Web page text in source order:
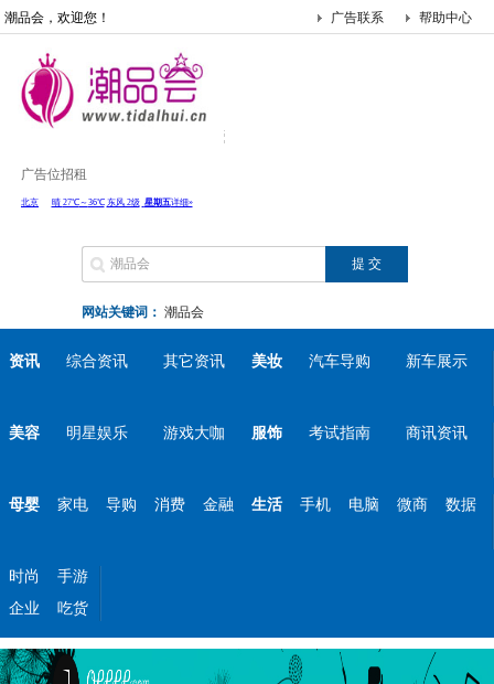
潮品会，欢迎您！ 帮助中心
广告联系
广告位招租
网站关键词： 潮品会
资讯 综合资讯 其它资讯 美妆 汽车导购 新车展示
美容 明星娱乐 游戏大咖 服饰 考试指南 商讯资讯
母婴 家电 导购 消费 金融 生活 手机 电脑 微商 数据
时尚
手游
企业
吃货